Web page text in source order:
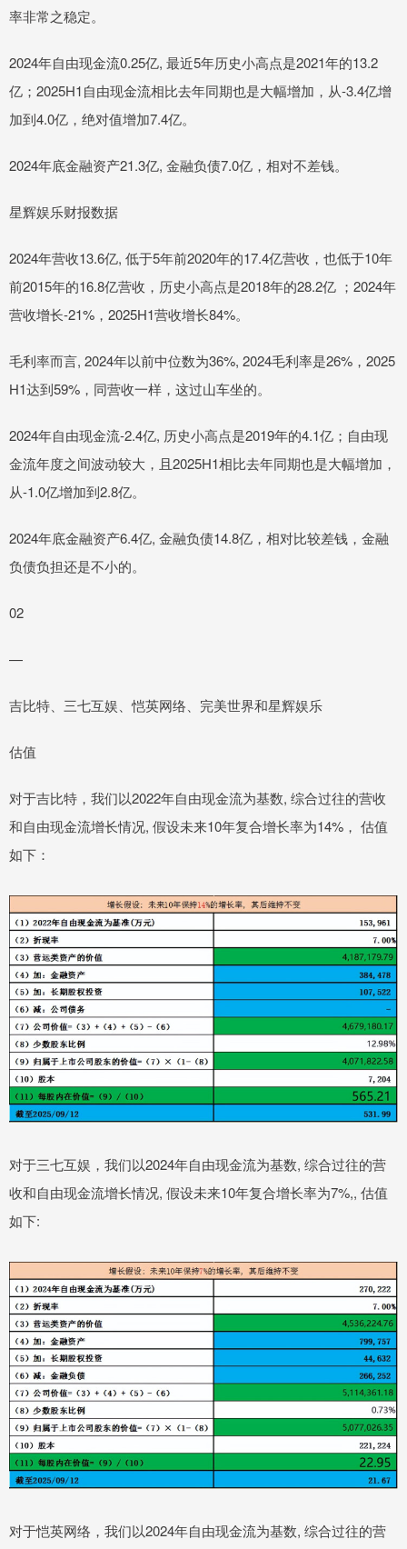
率非常之稳定。
2024年自由现金流0.25亿, 最近5年历史小高点是2021年的13.2
亿；2025H1自由现金流相比去年同期也是大幅增加，从-3.4亿增
加到4.0亿，绝对值增加7.4亿。
2024年底金融资产21.3亿, 金融负债7.0亿，相对不差钱。
星辉娱乐财报数据
2024年营收13.6亿, 低于5年前2020年的17.4亿营收，也低于10年
前2015年的16.8亿营收，历史小高点是2018年的28.2亿 ；2024年
营收增长-21%，2025H1营收增长84%。
毛利率而言, 2024年以前中位数为36%, 2024毛利率是26%，2025
H1达到59%，同营收一样，这过山车坐的。
2024年自由现金流-2.4亿, 历史小高点是2019年的4.1亿；自由现
金流年度之间波动较大，且2025H1相比去年同期也是大幅增加，
从-1.0亿增加到2.8亿。
2024年底金融资产6.4亿, 金融负债14.8亿，相对比较差钱，金融
负债负担还是不小的。
02
—
吉比特、三七互娱、恺英网络、完美世界和星辉娱乐
估值
对于吉比特，我们以2022年自由现金流为基数, 综合过往的营收
和自由现金流增长情况, 假设未来10年复合增长率为14%， 估值
如下：
对于三七互娱，我们以2024年自由现金流为基数, 综合过往的营
收和自由现金流增长情况, 假设未来10年复合增长率为7%,, 估值
如下:
对于恺英网络，我们以2024年自由现金流为基数, 综合过往的营